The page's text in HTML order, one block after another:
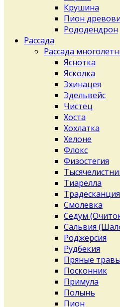
Крушина
Пион
Рододендрон
Рассада
Рассада
Яснотка
Ясколка
Эхинацея
Эдельвейс
Чистец
Хоста
Хохлатка
Хелоне
Флокс
Физостегия
Тиарелла
Традесканция
Смолевка
Седум
Сальвия
Роджерсия
Рудбекия
Пряные травы
Посконник
Примула
Полынь
Пион